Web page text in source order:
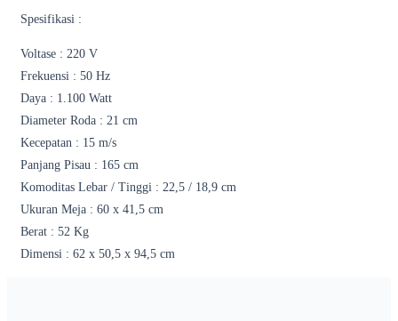
Spesifikasi :
Voltase : 220 V
Frekuensi : 50 Hz
Daya : 1.100 Watt
Diameter Roda : 21 cm
Kecepatan : 15 m/s
Panjang Pisau : 165 cm
Komoditas Lebar / Tinggi : 22,5 / 18,9 cm
Ukuran Meja : 60 x 41,5 cm
Berat : 52 Kg
Dimensi : 62 x 50,5 x 94,5 cm